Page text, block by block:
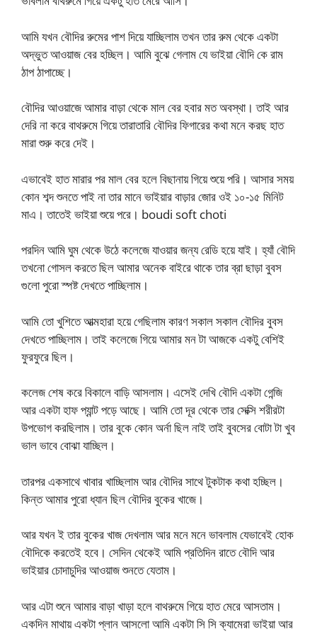
আমি যখন বৌদির রুমের পাশ দিয়ে যাচ্ছিলাম তখন তার রুম থেকে একটা
অদ্ভুত আওয়াজ বের হচ্ছিল। আমি বুঝে গেলাম যে ভাইয়া বৌদি কে রাম
ঠাপ ঠাপাচ্ছে।
বৌদির আওয়াজে আমার বাড়া থেকে মাল বের হবার মত অবস্থা। তাই আর
দেরি না করে বাথরুমে গিয়ে তারাতারি বৌদির ফিগারের কথা মনে করছ হাত
মারা শুরু করে দেই।
এভাবেই হাত মারার পর মাল বের হলে বিছানায় গিয়ে শুয়ে পরি। আসার সময়
কোন শব্দ শুনতে পাই না তার মানে ভাইয়ার বাড়ার জোর ওই ১০-১৫ মিনিট
মাএ। তাতেই ভাইয়া শুয়ে পরে। boudi soft choti
পরদিন আমি ঘুম থেকে উঠে কলেজে যাওয়ার জন্য রেডি হয়ে যাই। হ্যাঁ বৌদি
তখনো গোসল করতে ছিল আমার অনেক বাইরে থাকে তার ব্রা ছাড়া বুবস
গুলো পুরো স্পষ্ট দেখতে পাচ্ছিলাম।
আমি তো খুশিতে আত্মহারা হয়ে গেছিলাম কারণ সকাল সকাল বৌদির বুবস
দেখতে পাচ্ছিলাম। তাই কলেজে গিয়ে আমার মন টা আজকে একটু বেশিই
ফুরফুরে ছিল।
কলেজ শেষ করে বিকালে বাড়ি আসলাম। এসেই দেখি বৌদি একটা গেন্জি
আর একটা হাফ প্যান্ট পড়ে আছে। আমি তো দূর থেকে তার সেক্সি শরীরটা
উপভোগ করছিলাম। তার বুকে কোন অর্না ছিল নাই তাই বুবসের বোটা টা খুব
ভাল ভাবে বোঝা যাচ্ছিল।
তারপর একসাথে খাবার খাচ্ছিলাম আর বৌদির সাথে টুকটাক কথা হচ্ছিল।
কিন্ত আমার পুরো ধ্যান ছিল বৌদির বুকের খাজে।
আর যখন ই তার বুকের খাজ দেখলাম আর মনে মনে ভাবলাম যেভাবেই হোক
বৌদিকে করতেই হবে। সেদিন থেকেই আমি প্রতিদিন রাতে বৌদি আর
ভাইয়ার চোদাচুদির আওয়াজ শুনতে যেতাম।
আর এটা শুনে আমার বাড়া খাড়া হলে বাথরুমে গিয়ে হাত মেরে আসতাম।
একদিন মাথায় ‍একটা প্লান আসলো আমি একটা সি সি ক্যামেরা ভাইয়া আর